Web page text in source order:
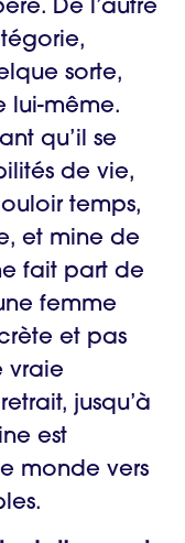
De l’autre
sorte,
lui-même.
qu’il se
de vie,
temps,
et mine de
fait part de
femme
et pas
vraie
jusqu’à
est
monde vers